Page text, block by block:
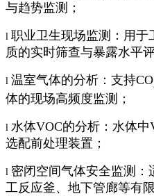
与趋势监测；
l 职业卫生现场监测：用于
质的实时筛查与暴露水平评
l 温室气体的分析：支持CO
体的现场高频度监测；
l 水体VOC的分析：水体
选配前处理装置；
l 密闭空间气体安全监测
工反应釜、地下管廊等有